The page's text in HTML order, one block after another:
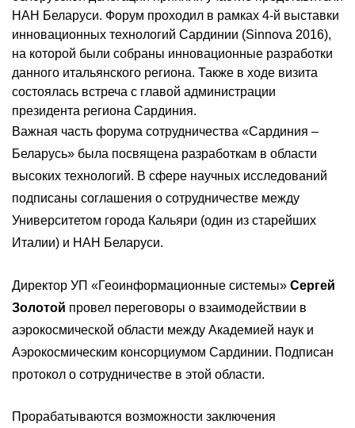
НАН Беларуси. Форум проходил в рамках 4-й выставки
инновационных технологий Сардинии (Sinnova 2016),
на которой были собраны инновационные разработки
данного итальянского региона. Также в ходе визита
состоялась встреча с главой администрации
президента региона Сардиния.
Важная часть форума сотрудничества «Сардиния –
Беларусь» была посвящена разработкам в области
высоких технологий. В сфере научных исследований
подписаны соглашения о сотрудничестве между
Университетом города Кальяри (один из старейших
Италии) и НАН Беларуси.
Директор УП «Геоинформационные системы» Сергей
Золотой провел переговоры о взаимодействии в
аэрокосмической области между Академией наук и
Аэрокосмическим консорциумом Сардинии. Подписан
протокол о сотрудничестве в этой области.
Прорабатываются возможности заключения